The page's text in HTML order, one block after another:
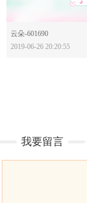
云朵-601690
2019-06-26 20:20:55
我要留言